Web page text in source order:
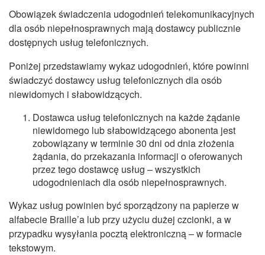
MULTIMEDIA
CZASOPISMA
INSTYTUT TYFLOLOGICZNY
KONTAKT
1,5%
Obowiązek świadczenia udogodnień telekomunikacyjnych
dla osób niepełnosprawnych mają dostawcy publicznie
dostępnych usług telefonicznych.
Poniżej przedstawiamy wykaz udogodnień, które powinni
świadczyć dostawcy usług telefonicznych dla osób
niewidomych i słabowidzących.
Dostawca usług telefonicznych na każde żądanie
niewidomego lub słabowidzącego abonenta jest
zobowiązany w terminie 30 dni od dnia złożenia
żądania, do przekazania informacji o oferowanych
przez tego dostawcę usług – wszystkich
udogodnieniach dla osób niepełnosprawnych.
Wykaz usług powinien być sporządzony na papierze w
alfabecie Braille’a lub przy użyciu dużej czcionki, a w
przypadku wysyłania pocztą elektroniczną – w formacie
tekstowym.